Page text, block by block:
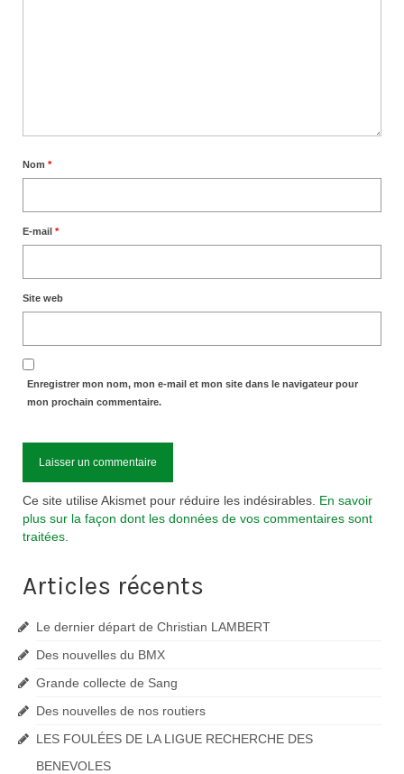
Nom *
E-mail *
Site web
Enregistrer mon nom, mon e-mail et mon site dans le navigateur pour
mon prochain commentaire.
Ce site utilise Akismet pour réduire les indésirables. En savoir
plus sur la façon dont les données de vos commentaires sont
traitées.
Articles récents
Le dernier départ de Christian LAMBERT
Des nouvelles du BMX
Grande collecte de Sang
Des nouvelles de nos routiers
LES FOULÉES DE LA LIGUE RECHERCHE DES
BENEVOLES